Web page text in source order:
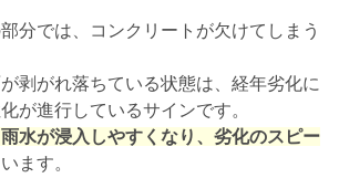
分では、コンクリートが欠けてしまう
剥がれ落ちている状態は、経年劣化に
が進行しているサインです。
水が浸入しやすくなり、劣化のスピー
ます。